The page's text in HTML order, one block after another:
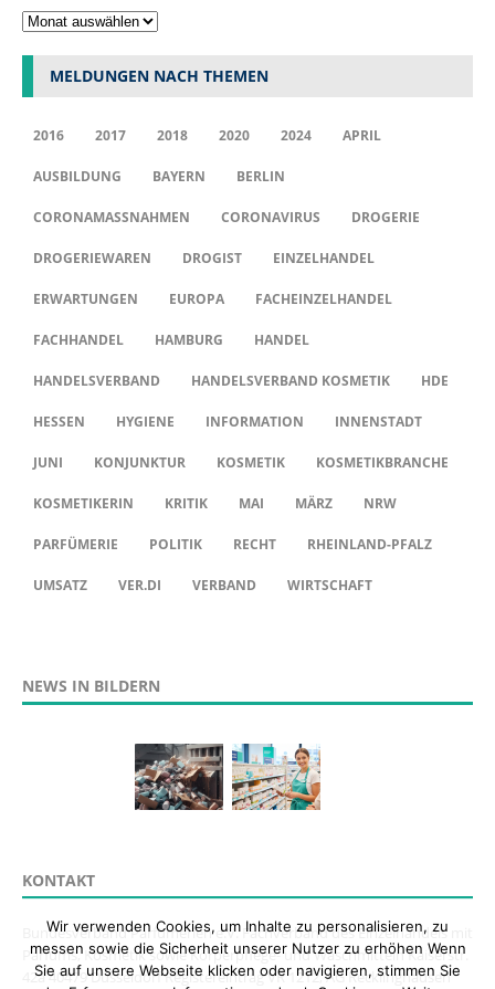
MELDUNGEN NACH THEMEN
2016 2017 2018 2020 2024 APRIL
AUSBILDUNG BAYERN BERLIN
CORONAMASSNAHMEN CORONAVIRUS DROGERIE
DROGERIEWAREN DROGIST EINZELHANDEL
ERWARTUNGEN EUROPA FACHEINZELHANDEL
FACHHANDEL HAMBURG HANDEL
HANDELSVERBAND HANDELSVERBAND KOSMETIK HDE
HESSEN HYGIENE INFORMATION INNENSTADT
JUNI KONJUNKTUR KOSMETIK KOSMETIKBRANCHE
KOSMETIKERIN KRITIK MAI MÄRZ NRW
PARFÜMERIE POLITIK RECHT RHEINLAND-PFALZ
UMSATZ VER.DI VERBAND WIRTSCHAFT
NEWS IN BILDERN
KONTAKT
Bundesverband Parfümerien e.V. Fachverband des Einzelhandels mit
Parfums, Kosmetik sowie Körperpflege- und Waschmitteln Kaiserstr.
42a 40479 Düsseldorf Registereintrag VR 1212, AG Recklinghausen
Wir verwenden Cookies, um Inhalte zu personalisieren, zu
messen sowie die Sicherheit unserer Nutzer zu erhöhen Wenn
Sie auf unsere Webseite klicken oder navigieren, stimmen Sie